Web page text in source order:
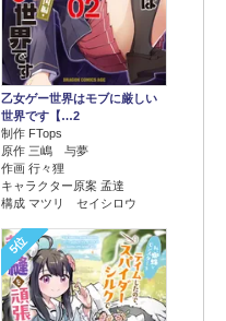
乙女ゲー世界はモブに厳しい
世界です【…2
制作 FTops
原作 三嶋 与夢
作画 行々狸
キャラクター原案 孟達
構成 マツリ セイシロウ
5位